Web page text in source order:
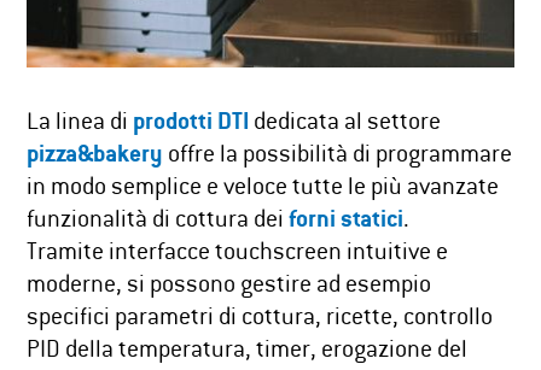
La linea di prodotti DTI
dedicata al settore
pizza&bakery offre la possibilità di programmare
in modo semplice e veloce tutte le più avanzate
funzionalità di cottura dei forni statici.
Tramite interfacce touchscreen intuitive e
moderne, si possono gestire ad esempio
specifici parametri di cottura, ricette, controllo
PID della temperatura, timer, erogazione del